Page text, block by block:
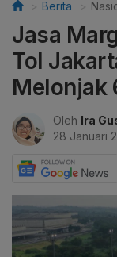
Berita
Jasa
Tol
Melonjak
Oleh Ira
28 Januari